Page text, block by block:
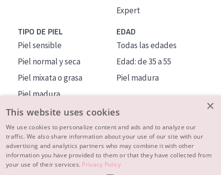
Expert
TIPO DE PIEL
Piel sensible
Piel normal y seca
Piel mixata o grasa
Piel madura
Piel expuesta al sol
Piel menopáusica
EDAD
Todas las edades
Edad: de 35 a 55
Piel madura
MÁS SOBRE NOSOTROS
INSPIRACIÓN
×
This website uses cookies
We use cookies to personalize content and ads and to analyze our
traffic. We also share information about your use of our site with our
advertising and analytics partners who may combine it with other
information you have provided to them or that they have collected from
your use of their services. Privacy Policy